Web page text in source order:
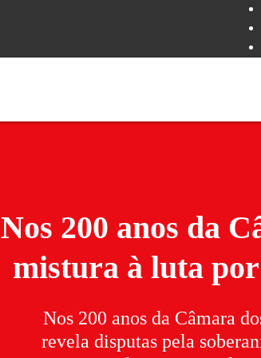
Nos 200 anos da
mistura à luta
Nos 200 anos da Câmara
revela disputas pela